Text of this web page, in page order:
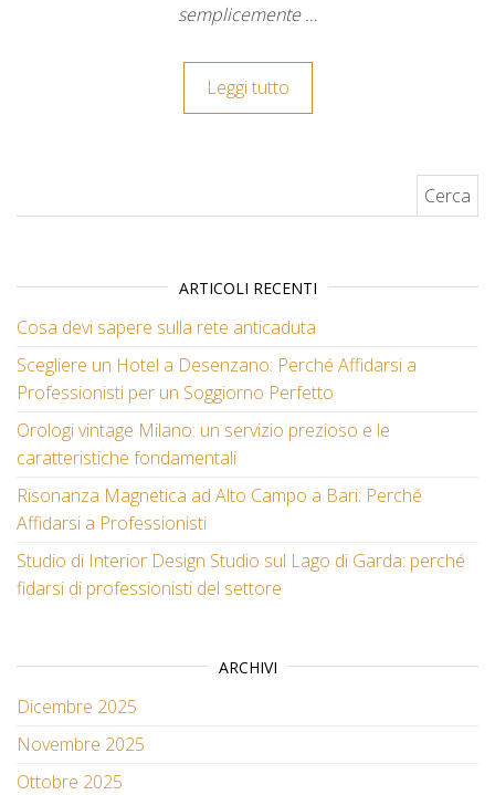
semplicemente …
Leggi tutto
ARTICOLI RECENTI
Cosa devi sapere sulla rete anticaduta
Scegliere un Hotel a Desenzano: Perché Affidarsi a
Professionisti per un Soggiorno Perfetto
Orologi vintage Milano: un servizio prezioso e le
caratteristiche fondamentali
Risonanza Magnetica ad Alto Campo a Bari: Perché
Affidarsi a Professionisti
Studio di Interior Design Studio sul Lago di Garda: perché
fidarsi di professionisti del settore
ARCHIVI
Dicembre 2025
Novembre 2025
Ottobre 2025